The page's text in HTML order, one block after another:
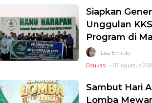
Siapkan
Unggulan
Program di
Lisa Emilda
Edukasi - 07 Agustus
Sambut Hari
Lomba